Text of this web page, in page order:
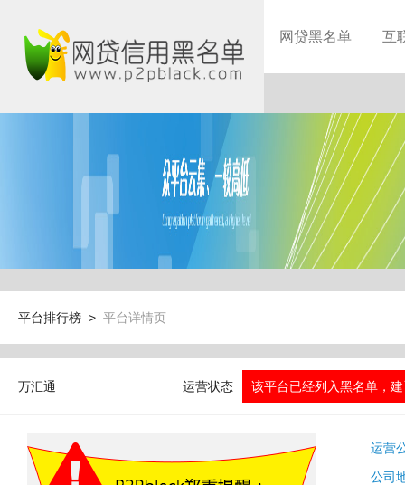
网贷黑名单 互
平台排行榜 > 平台详情页
万汇通 运营状态 该平台已经列入黑名单，
运营
公司